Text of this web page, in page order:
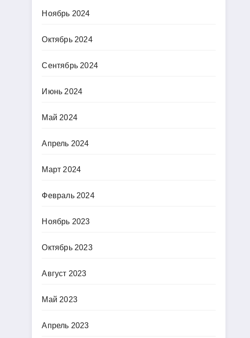
Ноябрь 2024
Октябрь 2024
Сентябрь 2024
Июнь 2024
Май 2024
Апрель 2024
Март 2024
Февраль 2024
Ноябрь 2023
Октябрь 2023
Август 2023
Май 2023
Апрель 2023